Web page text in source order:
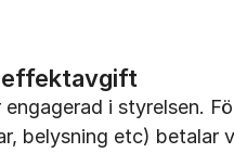
effektavgift
i styrelsen.
belysning etc) betalar